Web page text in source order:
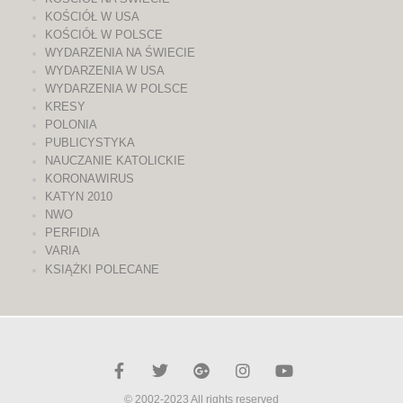
KOŚCIÓŁ W USA
KOŚCIÓŁ W POLSCE
WYDARZENIA NA ŚWIECIE
WYDARZENIA W USA
WYDARZENIA W POLSCE
KRESY
POLONIA
PUBLICYSTYKA
NAUCZANIE KATOLICKIE
KORONAWIRUS
KATYN 2010
NWO
PERFIDIA
VARIA
KSIĄŻKI POLECANE
© 2002-2023 All rights reserved